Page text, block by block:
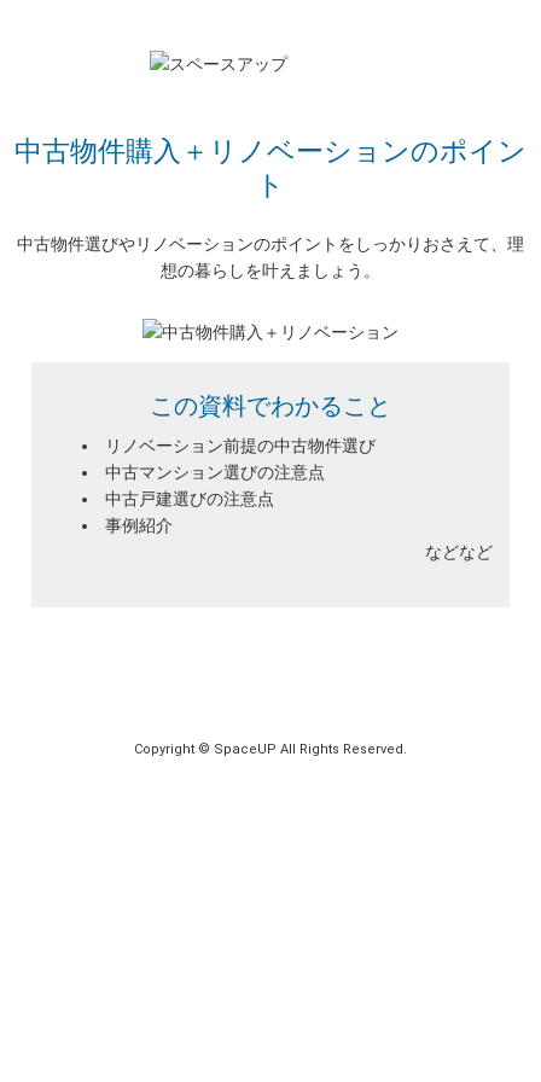
中古物件購入＋リノベーションのポイン
ト
中古物件選びやリノベーションのポイントをしっかりおさえて、理
想の暮らしを叶えましょう。
この資料でわかること
リノベーション前提の中古物件選び
中古マンション選びの注意点
中古戸建選びの注意点
事例紹介
などなど
Copyright © SpaceUP All Rights Reserved.